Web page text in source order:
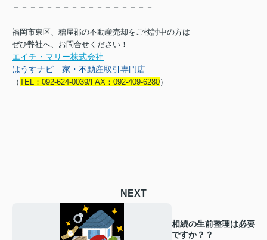
－－－－－－－－－－－－－－－－－
福岡市東区、糟屋郡の不動産売却をご検討中の方は
ぜひ弊社へ、お問合せください！
エイチ・マリー株式会社
はうすナビ 家・不動産取引専門店
（TEL：092-624-0039/FAX：092-409-6280）
NEXT
相続の生前整理は必要
ですか？？